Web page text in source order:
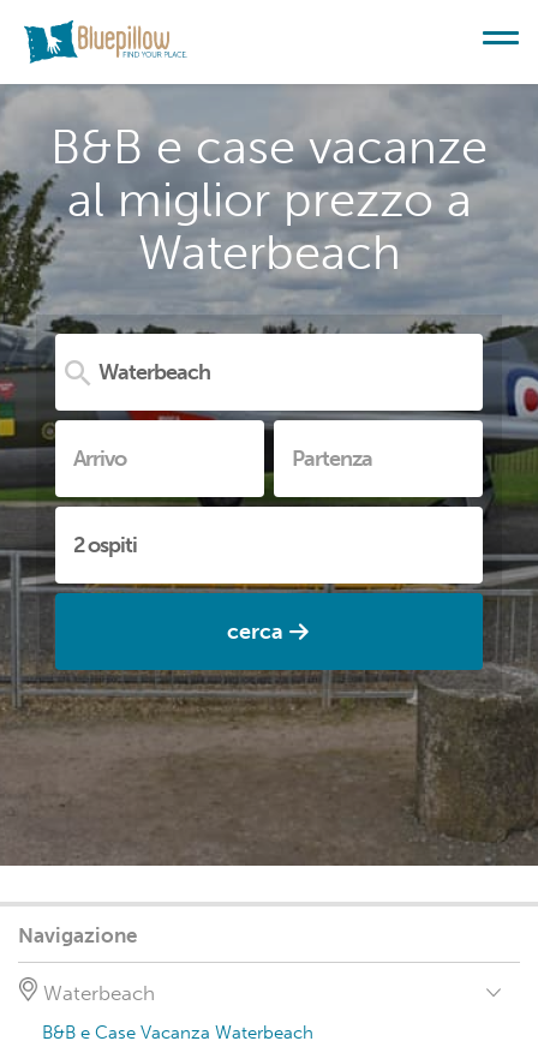
B&B e case vacanze
al miglior prezzo a
Waterbeach
cerca
Navigazione
Waterbeach
B&B e Case Vacanza Waterbeach